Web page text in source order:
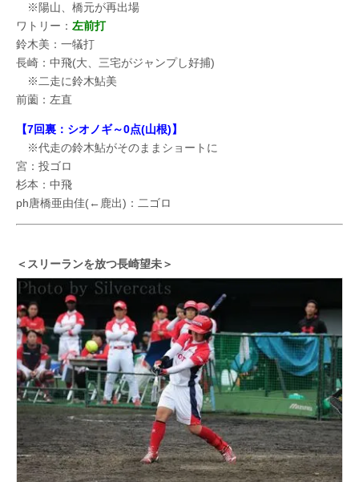
※陽山、橋元が再出場
ワトリー： 左前打
鈴木美：一犠打
長崎：中飛(大、三宅がジャンプし好捕)
※二走に鈴木鮎美
前薗：左直
【7回裏：シオノギ～0点(山根)】
※代走の鈴木鮎がそのままショートに
宮：投ゴロ
杉本：中飛
ph唐橋亜由佳(←鹿出)：二ゴロ
＜スリーランを放つ長崎望未＞